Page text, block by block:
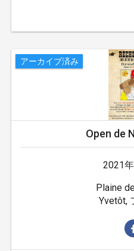
アーカイブ済み
Open de
2021
Plaine
Yvetôt,